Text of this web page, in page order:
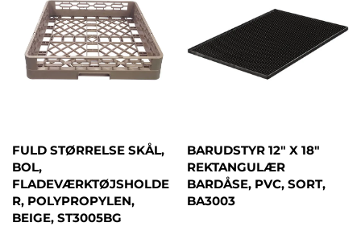
FULD STØRRELSE SKÅL,
BOL,
FLADEVÆRKTØJSHOLDE
R, POLYPROPYLEN,
BEIGE, ST3005BG
BARUDSTYR 12" X 18"
REKTANGULÆR
BARDÅSE, PVC, SORT,
BA3003